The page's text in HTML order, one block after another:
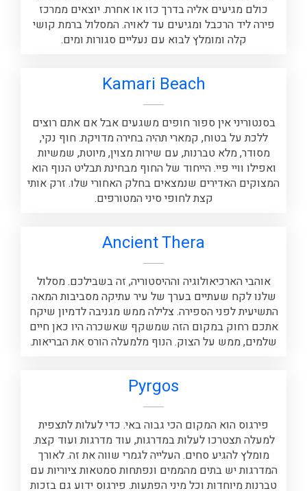
כולם מגיעים אליה בדרך כזו או אחרת. יוצאים ממרכז
פירה ליד הרכבל ומגיעים עד לאויה. המסלול ברמת קושי
קלה ומומלץ לבוא עם נעליים סגורות ומים.
‪Kamari Beach‬
בסנטוריני אין ספור חופים משגעים אבל אם אתם רוצים
ללכת על בטוח, קמארי תהיה בחירה מדויקת. חוף נקי,
מסודר, מלא טברנות, עם שירות מצוין, מיוטת, שמשיות
ואפילו וויי פיי. הייחוד של החוף מבחינת תבליט הנוף הוא
המצוקים האדירים שנמצאים בחלק האחורי שלו. זרק אותי
קצת לחופי סיני המטורפים.
‪Ancient Thera‬
אוהבי הארכיאולוגיה וההיסטוריה, זה בשבילכם. מסלול
שלנו לקח שעתיים בערך של עיר עתיקה מסביבות המאה
התשיעית לפני הספירה. צלילה ממש מגניבה לדמיון שיקח
אתכם רחוק במקום הזה שמשקף שאשכרה היו כאן חיים
שלמים, ממש על הצוק. הנוף מלמעלה הורס את הבריאות.
Pyrgos
פירגוס הוא המקום הכי גבוה באי. כדי לעלות לתצפית
למעלה תצטרכו לעלות במדרגות, עוד מדרגות ועוד קצת.
מומלץ להגיע סחים. העלייה לגמרי שווה את זה. לאורך
המדרגות יש בתים מהממים ונפתחות סמטאות ציוריות עם
טברנות מיוחדות וכל מיני הפתעות. פירגוס ידוע גם בזכות